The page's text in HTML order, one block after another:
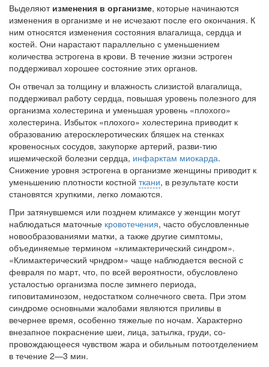
заявила об этом на
встрече с журналистами ведущих...
Местная анестезия развивает кардиотоксичность
Федеральная служба по
надзору в сфере
здравоохранения озвучила
тревожную статистику. Она
касаются увеличения риска
острой кардиотоксичности и
роста сопутствующих
осложнений от...
Закон о праве родителей находиться с детьми в
реанимации внесен в Госдуму
Соответствующий
законопроект внесен в
палату на
рассмотрение. Суть его
заключается в
нахождении одного из
родителей в
больничной палате
бесплатно, в течении всего срока лечения...
Выделяютизменения в организме, которые начина­ются
изменения в организме и не исчезают после его оконча­ния. К
ним относятся изменения состояния влагалища, сердца и
костей. Они нарастают параллельно с уменьше­нием
количества эстрогена в крови. В течение жизни эстроген
поддерживал хорошее состояние этих органов.
Он отвечал за толщину и влажность слизистой влагали­ща,
поддерживал работу сердца, повышая уровень полез­ного для
организма холестерина и уменьшая уровень «плохого»
холестерина. Избыток «плохого» холестерина приводит к
образованию атеросклеротических бляшек на стенках
кровеносных сосудов, закупорке артерий, разви-тию
ишемической болезни сердца, инфарктам миокарда.
Снижение уровня эстрогена в организме женщины при­водит к
уменьшению плотности костной ткани, в резуль­тате кости
становятся хрупкими, легко ломаются.
При затянувшемся или позднем климаксе у женщин могут
наблюдаться маточные кровотечения, часто обу­словленные
новообразованиями матки, а также другие симптомы,
объединяемые термином «климактерический синдром».
«Климактерический чрндром» чаще наблюда­ется весной с
февраля по март, что, по всей вероятности, обусловлено
усталостью организма после зимнего перио­да,
гиповитаминозом, недостатком солнечного света. При этом
синдроме основными жалобами являются приливы в
вечернее время, особенно тяжелые по ночам. Характер­но
внезапное покраснение шеи, лица, затылка, груди, со­
провождающееся чувством жара и обильным потоотделе­нием
в течение 2—3 мин.